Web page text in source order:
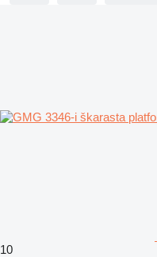
10